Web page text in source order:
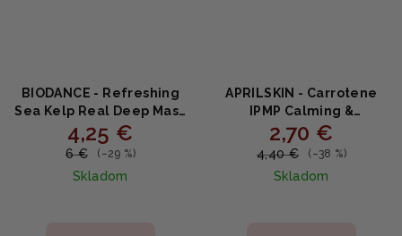
BIODANCE - Refreshing
Sea Kelp Real Deep Mask
- Upokojujúca
hydrogélová maska s
4,25 €
6 € (–29 %)
Skladom
APRILSKIN - Carrotene
IPMP Calming &
Hydrating Sheet Mask -
Upokojujúca hydratačná
plátená maska s
beta‑karoténom 20g
2,70 €
4,40 € (–38 %)
Skladom